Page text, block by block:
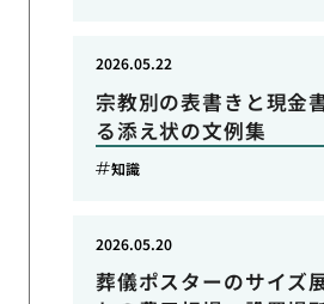
宗教別の表書きと現金
る添え状の文例集
2026.05.22
知識
葬儀ポスターのサイズ
2026.05.20